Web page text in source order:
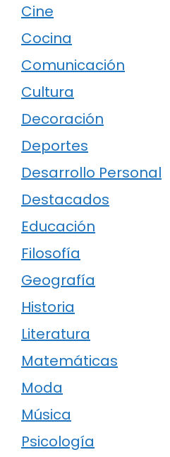
Cine
Cocina
Comunicación
Cultura
Decoración
Deportes
Desarrollo Personal
Destacados
Educación
Filosofía
Geografía
Historia
Literatura
Matemáticas
Moda
Música
Psicología